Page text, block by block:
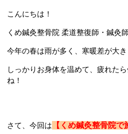
こんにちは！
くめ鍼灸整骨院 柔道整復師・鍼灸
今年の春は雨が多く、寒暖差が大
しっかりお身体を温めて、疲れた
ね！
さて、今回は 【くめ鍼灸整骨院で